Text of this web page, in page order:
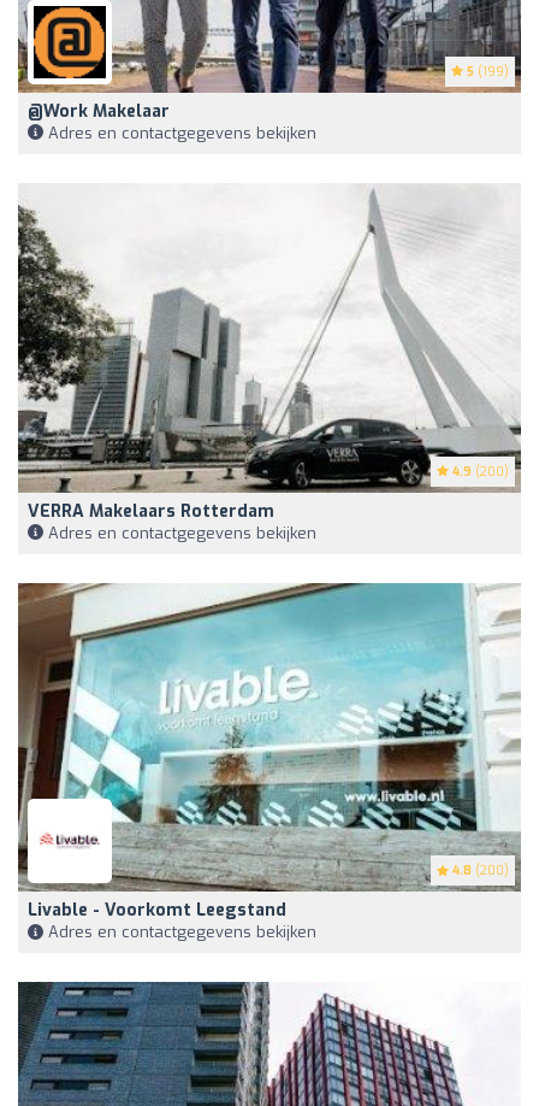
5 (199)
@Work Makelaar
Adres en contactgegevens bekijken
4.9 (200)
VERRA Makelaars Rotterdam
Adres en contactgegevens bekijken
4.8 (200)
Livable - Voorkomt Leegstand
Adres en contactgegevens bekijken